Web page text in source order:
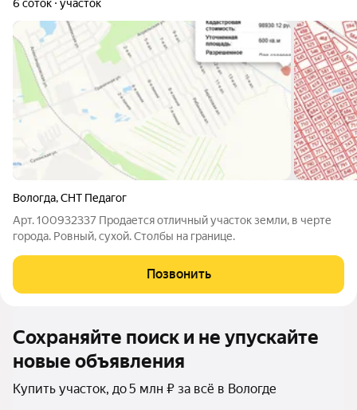
6 соток участок
Вологда,СНТ Педагог
Арт. 100932337 Продается отличный участок земли, в черте
города. Ровный, сухой. Столбы на границе.
Позвонить
Сохраняйте поиск и не упускайте
новые объявления
Купить участок, до 5 млн ₽ за всё в Вологде